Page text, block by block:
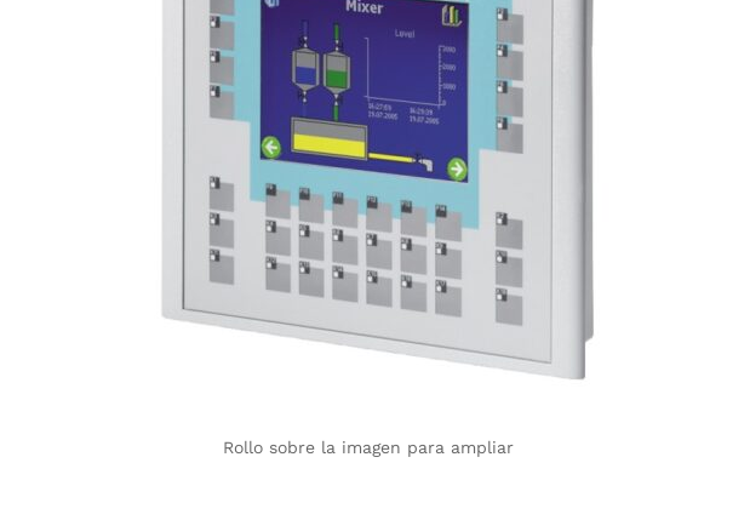
Rollo sobre la imagen para ampliar